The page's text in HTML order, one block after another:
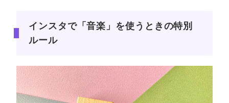
インスタで「音楽」を使うときの特別
ルール